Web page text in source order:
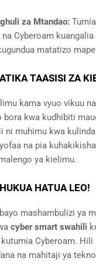
za Mtandao:
Cyberoam
matatizo
TAASISI ZA
kama vyuo vikuu
bora kwa kudhibiti
ni muhimu kwa
na pia
ya kielimu.
HATUA LEO!
mashambulizi ya
cyber smart swahili
Cyberoam.
na mahitaji ya